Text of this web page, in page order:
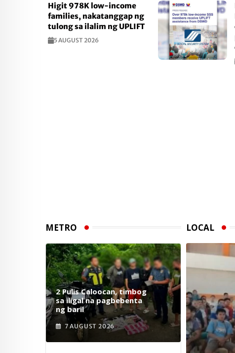
Higit 978K low-income
families, nakatanggap ng
tulong sa ilalim ng UPLIFT
5 AUGUST 2026
METRO
2 Pulis Caloocan, timbog
sa iligal na pagbebenta
ng baril
7 AUGUST 2026
LOCAL